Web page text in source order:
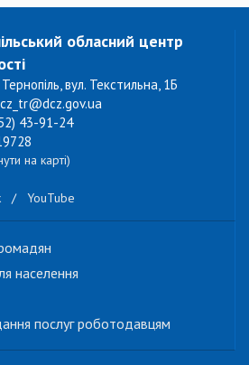
обласний центр
вул. Текстильна, 1Б
43-91-24
на карті)
/ YouTube
населення
послуг роботодавцям